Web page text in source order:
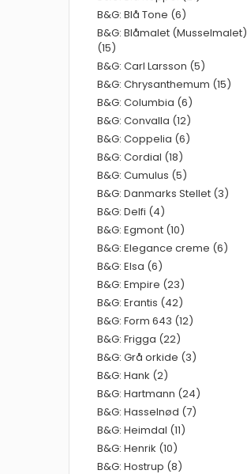
B&G: Blå Tone (6)
B&G: Blåmalet (Musselmalet)
(15)
B&G: Carl Larsson (5)
B&G: Chrysanthemum (15)
B&G: Columbia (6)
B&G: Convalla (12)
B&G: Coppelia (6)
B&G: Cordial (18)
B&G: Cumulus (5)
B&G: Danmarks Stellet (3)
B&G: Delfi (4)
B&G: Egmont (10)
B&G: Elegance creme (6)
B&G: Elsa (6)
B&G: Empire (23)
B&G: Erantis (42)
B&G: Form 643 (12)
B&G: Frigga (22)
B&G: Grå orkide (3)
B&G: Hank (2)
B&G: Hartmann (24)
B&G: Hasselnød (7)
B&G: Heimdal (11)
B&G: Henrik (10)
B&G: Hostrup (8)